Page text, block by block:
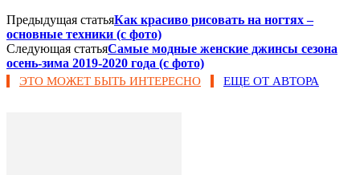
Предыдущая статьяКак красиво рисовать на ногтях –
основные техники (с фото)
Следующая статьяСамые модные женские джинсы сезона
осень-зима 2019-2020 года (с фото)
ЭТО МОЖЕТ БЫТЬ ИНТЕРЕСНО ЕЩЕ ОТ АВТОРА